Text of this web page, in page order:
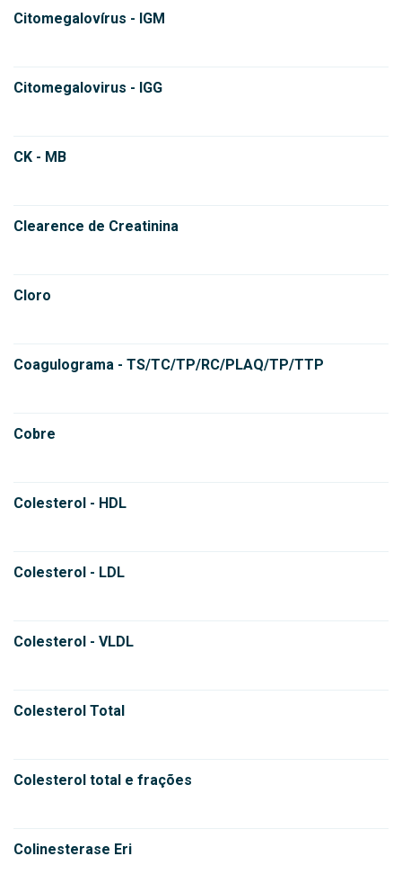
Citomegalovírus - IGM
Citomegalovirus - IGG
CK - MB
Clearence de Creatinina
Cloro
Coagulograma - TS/TC/TP/RC/PLAQ/TP/TTP
Cobre
Colesterol - HDL
Colesterol - LDL
Colesterol - VLDL
Colesterol Total
Colesterol total e frações
Colinesterase Eri